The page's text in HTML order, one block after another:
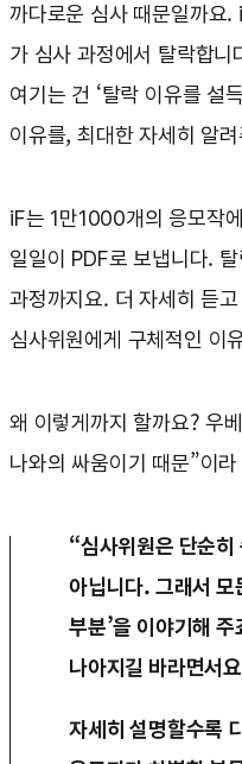
까다로운 심사 때문일까요
가 심사 과정에서 탈락합니
여기는 건 ‘탈락 이유를 설
이유를, 최대한 자세히 알
iF는 1만1000개의 응모작
일일이 PDF로 보냅니다.
과정까지요. 더 자세히 듣
심사위원에게 구체적인 이
왜 이렇게까지 할까요? 우
나와의 싸움이기 때문”이
“심사위원은 단순히
아닙니다. 그래서 모
부분’을 이야기해
나아지길 바라면서
자세히 설명할수록